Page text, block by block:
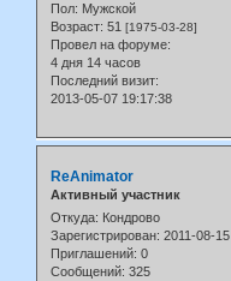
Пол: Мужской
Возраст: 51 [1975-03-28]
Провел на форуме:
4 дня 14 часов
Последний визит:
2013-05-07 19:17:38
ReAnimator
Активный участник
Откуда: Кондрово
Зарегистрирован: 2011-08-15
Приглашений: 0
Сообщений: 325